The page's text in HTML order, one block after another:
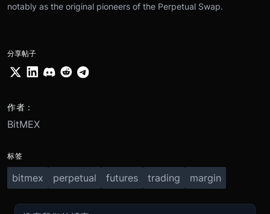
notably as the original pioneers of the Perpetual Swap.
分享帖子
作者：
BitMEX
标签
bitmex perpetual futures trading margin